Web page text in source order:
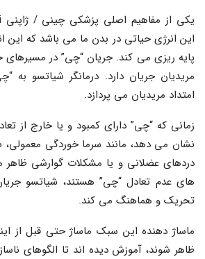
این انرژی حیاتی در بدن ما می باشد که این
مریدیان جریان دارد. درمانگر شیاتسو به
امتداد مریدیان می پردازد.
زمانی که “چی” دارای کمبود و یا خارج از
نشان می دهد، مانند سرما خوردگی معمولی،
دردهای عضلانی و یا مشکلات گوارشی
تحریک و هماهنگ می کند.
ماساژ دهنده این سبک ماساژ حتی قبل از
ظاهر شوند، آموزش دیده اند تا الگوهای